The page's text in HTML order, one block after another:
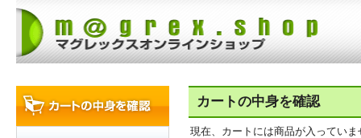
カートの中身を確認
現在、カートには商品が入っていま